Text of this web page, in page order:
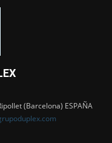
(Barcelona) ESPAÑA